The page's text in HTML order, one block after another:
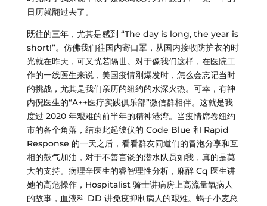
日历就翻过去了。
既往的三年，尤其是感到 “The day is long, the year is
short!”。仿佛我们往国内寄口罩，从国内接收防护衣的时
光就在昨天，可又恍若隔世。对于像我们这样，在医院工
作的一线医生来说，美国疫情刚爆发时，怎么会忘记当时
的挑战，尤其是我们亲历的纽约的水深火热。可幸，有神
内倪医生的“A++医疗实践俱乐部”微信群相伴。这就是我
度过 2020 年艰难的前半年的精神港湾。当疫情席卷纽约
市的各个角落，结束此起彼伏的 Code Blue 和 Rapid
Response 的一天之后，看看群友同道们的冒泡分享和互
相的鼓气加油，对于不善言谈的潜水队员如我，真的是莫
大的支持。病理辛医生的睿智理性分析，麻醉 Cq 医生讲
她的高危操作，Hospitalist 骑士讲病房上高流量氧病人
的故事，血液科 DD 讲免疫抑制病人的艰难。蝎子小麦总